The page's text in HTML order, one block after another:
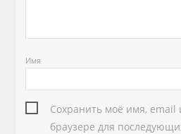
Имя
Сохранить моё имя, email
браузере для